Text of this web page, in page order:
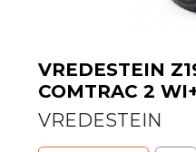
VREDESTEIN
COMTRAC 2
VREDESTEIN